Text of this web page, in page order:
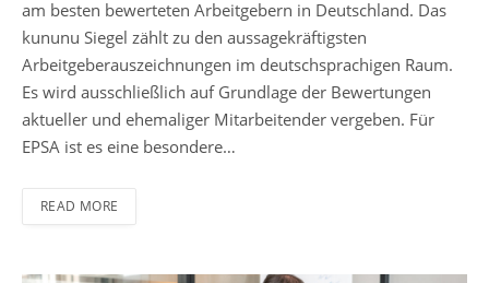
am besten bewerteten Arbeitgebern in Deutschland. Das
kununu Siegel zählt zu den aussagekräftigsten
Arbeitgeberauszeichnungen im deutschsprachigen Raum.
Es wird ausschließlich auf Grundlage der Bewertungen
aktueller und ehemaliger Mitarbeitender vergeben. Für
EPSA ist es eine besondere…
READ MORE